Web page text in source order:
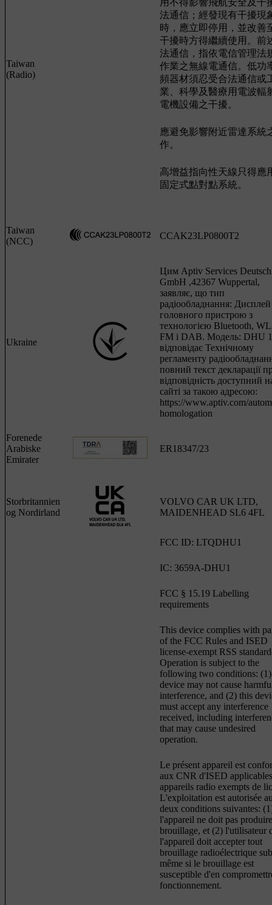
Taiwan
(Radio)
用不得影響飛航安全及干
法通信；經發現有干擾現
時，應立即停用，並改善
干擾時方得繼續使用。前
法通信，指依電信管理法
作業之無線電通信。低功
頻器材須忍受合法通信或
業、科學及醫療用電波輻
電機設備之干擾。
應避免影響附近雷達系統
作。
高增益指向性天線只得應
固定式點對點系統。
Taiwan
(NCC)
CCAK23LP0800T2
Ukraine
Цим Aptiv Services
GmbH ,42367 Wuppertal,
заявляє, що тип
радіообладнання: Дисплей
головного пристрою з
технологією Bluetooth,
FM і DAB. Mодель: DHU
відповідає Технічному
регламенту
повний текст декларації
відповідність доступний
сайті за такою адресою:
https://www.aptiv.com/
homologation
Forenede
Arabiske
Emirater
ER18347/23
Storbritannien
og Nordirland
VOLVO CAR UK LTD,
MAIDENHEAD SL6 4FL
FCC ID: LTQDHU1
IC: 3659A-DHU1
FCC § 15.19 Labelling
requirements
This device complies with
of the FCC Rules and ISED
license-exempt RSS
Operation is subject to the
following two conditions:
device may not cause
interference, and (2) this
must accept any interference
received, including
that may cause undesired
operation.
Le présent appareil est
aux CNR d'ISED
appareils radio exempts de
L'exploitation est autorisée
deux conditions suivantes:
l'appareil ne doit pas
brouillage, et (2) l'utilisateur
l'appareil doit accepter tout
brouillage radioélectrique
même si le brouillage est
susceptible d'en
fonctionnement.